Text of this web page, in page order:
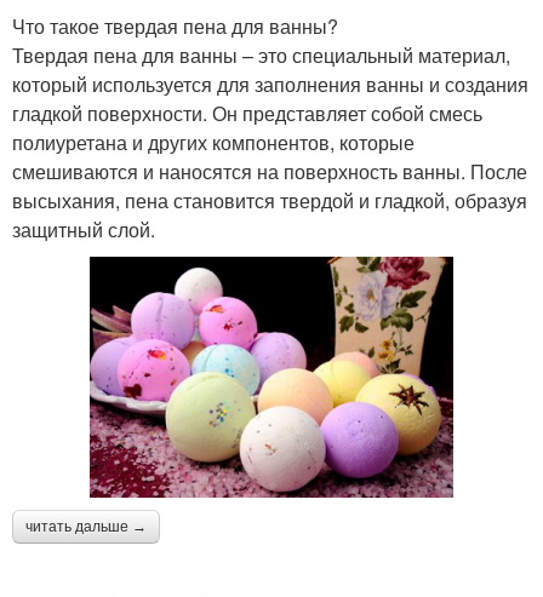
Что такое твердая пена для ванны?
Твердая пена для ванны – это специальный материал,
который используется для заполнения ванны и создания
гладкой поверхности. Он представляет собой смесь
полиуретана и других компонентов, которые
смешиваются и наносятся на поверхность ванны. После
высыхания, пена становится твердой и гладкой, образуя
защитный слой.
читать дальше →